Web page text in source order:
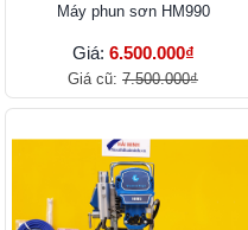
Máy phun sơn HM990
Giá: 6.500.000₫
Giá cũ: 7.500.000₫